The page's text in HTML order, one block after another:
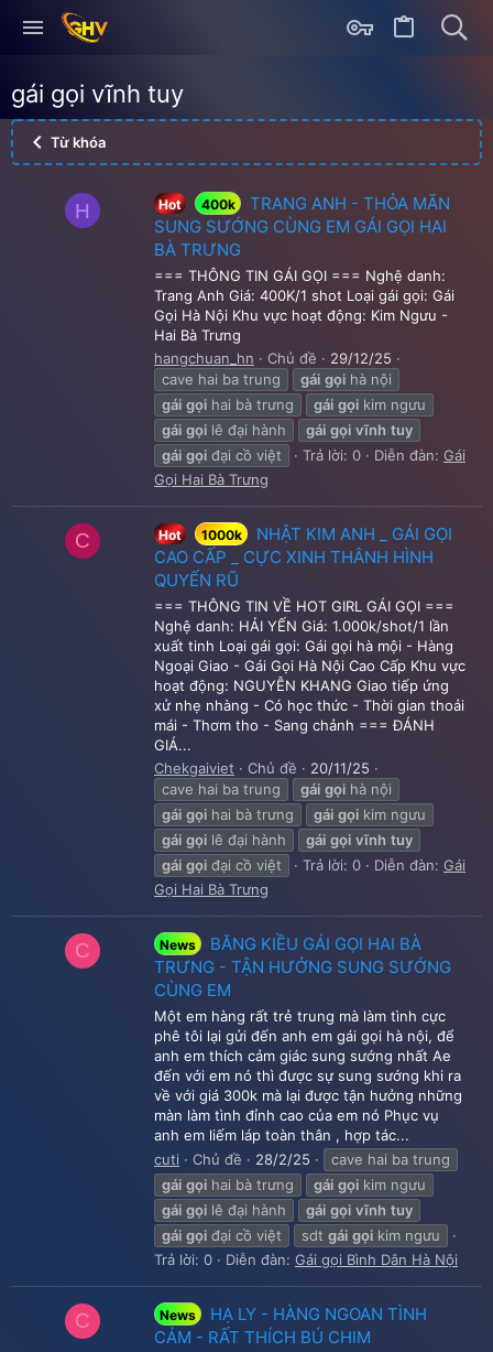
gái gọi vĩnh tuy
Từ khóa
H Hot 400k
TRANG ANH - THỎA MÃN
SUNG SƯỚNG CÙNG EM GÁI GỌI HAI
BÀ TRƯNG
=== THÔNG TIN GÁI GỌI === Nghệ danh:
Trang Anh Giá: 400K/1 shot Loại gái gọi: Gái
Gọi Hà Nội Khu vực hoạt động: Kim Ngưu -
Hai Bà Trưng
hangchuan_hn
Chủ đề
29/12/25
cave hai ba trung
gái gọi hà nội
gái gọi hai bà trưng gái gọi kim ngưu
gái gọi lê đại hành gái gọi vĩnh tuy
gái gọi đại cồ việt Trả lời: 0 Diễn đàn: Gái
Gọi Hai Bà Trưng
C Hot 1000k
NHẬT KIM ANH _ GÁI GỌI
CAO CẤP _ CỰC XINH THÂNH HÌNH
QUYẾN RŨ
=== THÔNG TIN VỀ HOT GIRL GÁI GỌI ===
Nghệ danh: HẢI YẾN Giá: 1.000k/shot/1 lần
xuất tinh Loại gái gọi: Gái gọi hà mội - Hàng
Ngoại Giao - Gái Gọi Hà Nội Cao Cấp Khu vực
hoạt động: NGUYỄN KHANG Giao tiếp ứng
xử nhẹ nhàng - Có học thức - Thời gian thoải
mái - Thơm tho - Sang chảnh === ĐÁNH
GIÁ...
Chekgaiviet
Chủ đề
20/11/25
cave hai ba trung
gái gọi hà nội
gái gọi hai bà trưng gái gọi kim ngưu
gái gọi lê đại hành gái gọi vĩnh tuy
gái gọi đại cồ việt Trả lời: 0 Diễn đàn: Gái
Gọi Hai Bà Trưng
C News
BĂNG KIỀU GÁI GỌI HAI BÀ
TRƯNG - TẬN HƯỞNG SUNG SƯỚNG
CÙNG EM
Một em hàng rất trẻ trung mà làm tình cực
phê tôi lại gửi đến anh em gái gọi hà nội, để
anh em thích cảm giác sung sướng nhất Ae
đến với em nó thì được sự sung sướng khi ra
về với giá 300k mà lại được tận hưởng những
màn làm tình đỉnh cao của em nó Phục vụ
anh em liếm láp toàn thân , hợp tác...
cuti
Chủ đề 28/2/25
cave hai ba trung
gái gọi hai bà trưng gái gọi kim ngưu
gái gọi lê đại hành gái gọi vĩnh tuy
gái gọi đại cồ việt sdt gái gọi kim ngưu
Trả lời: 0
Diễn đàn: Gái gọi Bình Dân Hà Nội
C News
HẠ LY - HÀNG NGOAN TÌNH
CẢM - RẤT THÍCH BÚ CHIM